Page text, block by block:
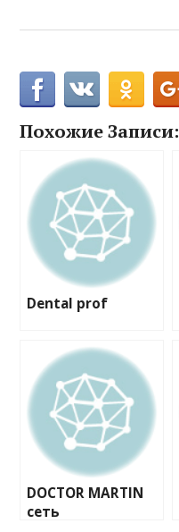
Похожие Записи:
Dental prof
DOCTOR MARTIN
сеть